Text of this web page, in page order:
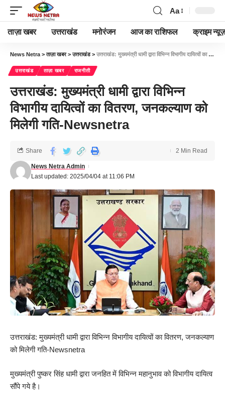
Aa
ताज़ा खबर उत्तराखंड मनोरंजन आज का राशिफल क्राइम न्यूज़
News Netra >ताज़ा खबर>उत्तराखंड> उत्तराखंड: मुख्यमंत्री धामी द्वारा विभिन्न विभागीय दायित्वों का वितरण, जनकल्याण को मिलेगी गति-Newsnetra
उत्तराखंड ताज़ा खबर राजनीती
उत्तराखंड: मुख्यमंत्री धामी द्वारा विभिन्न
विभागीय दायित्वों का वितरण, जनकल्याण को
मिलेगी गति-Newsnetra
Last updated: 2025/04/04 at 11:06 PM
News Netra Admin
Share 2 Min Read
उत्तराखंड: मुख्यमंत्री धामी द्वारा विभिन्न विभागीय दायित्वों का वितरण, जनकल्याण
को मिलेगी गति-Newsnetra
मुख्यमंत्री पुष्कर सिंह धामी द्वारा जनहित में विभिन्न महानुभाव को विभागीय दायित्व
सौंपे गये है।